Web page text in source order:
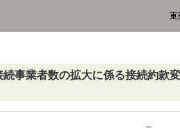
事業者数の拡大に係る接続約款